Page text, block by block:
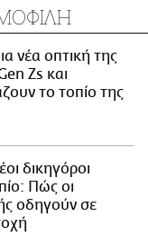
νέα οπτική της
Zs και
το τοπίο της
δικηγόροι
Πώς οι
οδηγούν σε